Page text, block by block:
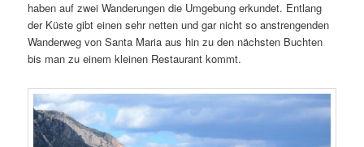
haben auf zwei Wanderungen die Umgebung erkundet. Entlang
der Küste gibt einen sehr netten und gar nicht so anstrengenden
Wanderweg von Santa Maria aus hin zu den nächsten Buchten
bis man zu einem kleinen Restaurant kommt.